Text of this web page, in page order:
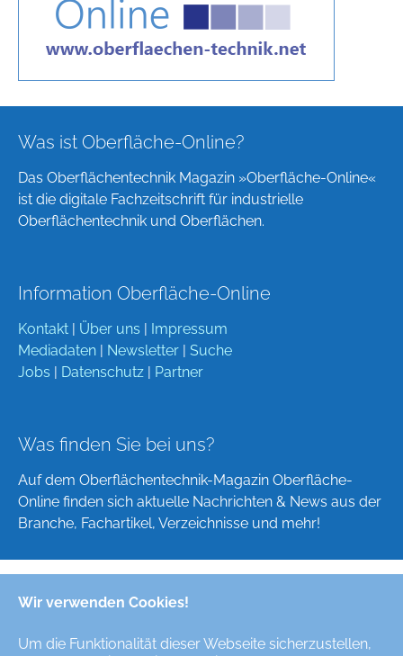
Wir verwenden Cookies!
Um die Funktionalität dieser Webseite sicherzustellen,
Was ist Oberfläche-Online?
Das Oberflächentechnik Magazin »Oberfläche-Online«
ist die digitale Fachzeitschrift für industrielle
Oberflächentechnik und Oberflächen.
Information Oberfläche-Online
Kontakt | Über uns | Impressum
Mediadaten | Newsletter | Suche
Jobs | Datenschutz | Partner
Was finden Sie bei uns?
Auf dem Oberflächentechnik-Magazin Oberfläche-
Online finden sich aktuelle Nachrichten & News aus der
Branche, Fachartikel, Verzeichnisse und mehr!
Deutsch